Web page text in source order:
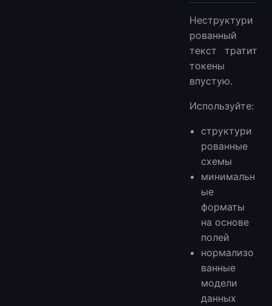
Неструктури
рованный
текст тратит
токены
впустую.
Используйте:
структури
рованные
схемы
минимальн
ые
форматы
на основе
полей
нормализо
ванные
модели
данных